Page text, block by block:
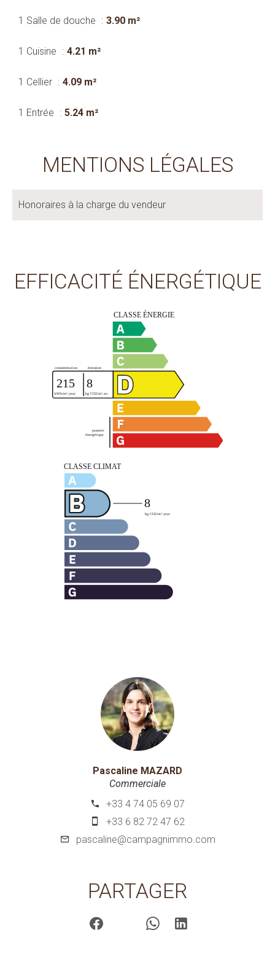
1 Salle de douche 3.90 m²
1 Cuisine 4.21 m²
1 Cellier 4.09 m²
1 Entrée 5.24 m²
MENTIONS LÉGALES
Honoraires à la charge du vendeur
EFFICACITÉ ÉNERGÉTIQUE
Pascaline MAZARD
Commerciale
+33 4 74 05 69 07
+33 6 82 72 47 62
pascaline@campagnimmo.com
PARTAGER